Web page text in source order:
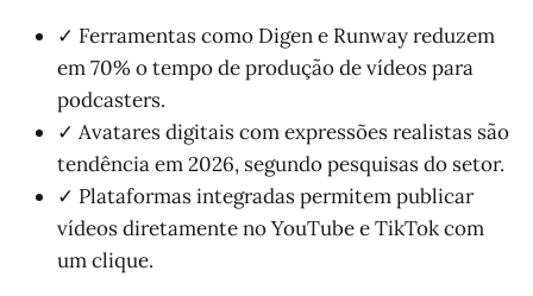
✓ Ferramentas como Digen e Runway reduzem
em 70% o tempo de produção de vídeos para
podcasters.
✓ Avatares digitais com expressões realistas são
tendência em 2026, segundo pesquisas do setor.
✓ Plataformas integradas permitem publicar
vídeos diretamente no YouTube e TikTok com
um clique.